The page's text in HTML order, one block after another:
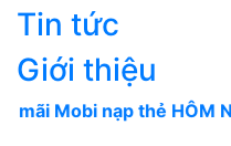
Tin tức
Giới thiệu
nạp thẻ HÔM NAY|